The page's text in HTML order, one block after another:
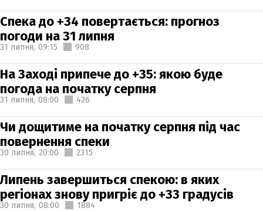
Спека до +34 повертається: прогноз
погоди на 31 липня
31 липня, 09:15 908
На Заході припече до +35: якою буде
погода на початку серпня
31 липня, 08:00 426
Чи дощитиме на початку серпня під час
повернення спеки
30 липня, 20:00 2315
Липень завершиться спекою: в яких
регіонах знову пригріє до +33 градусів
30 липня, 08:00 1884